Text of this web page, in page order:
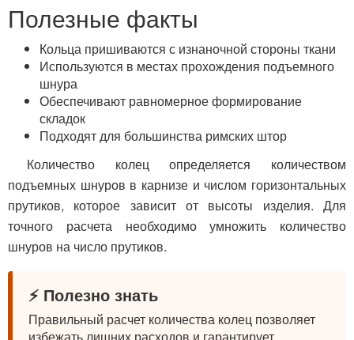
Полезные факты
Кольца пришиваются с изнаночной стороны ткани
Используются в местах прохождения подъемного
шнура
Обеспечивают равномерное формирование
складок
Подходят для большинства римских штор
Количество колец определяется количеством
подъемных шнуров в карнизе и числом горизонтальных
прутиков, которое зависит от высоты изделия. Для
точного расчета необходимо умножить количество
шнуров на число прутиков.
⚡ Полезно знать
Правильный расчет количества колец позволяет